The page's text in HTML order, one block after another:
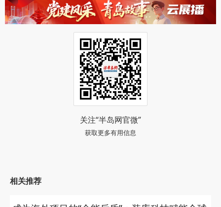
关注“半岛网官微”
获取更多有用信息
相关推荐